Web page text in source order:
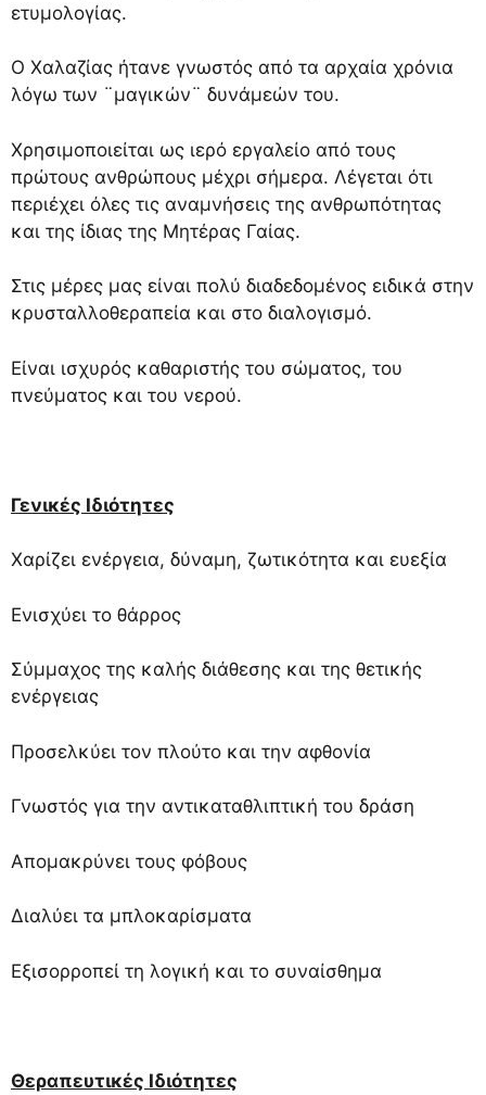
ετυμολογίας.
Ο Χαλαζίας ήτανε γνωστός από τα αρχαία χρόνια
λόγω των ¨μαγικών¨ δυνάμεών του.
Χρησιμοποιείται ως ιερό εργαλείο από τους
πρώτους ανθρώπους μέχρι σήμερα. Λέγεται ότι
περιέχει όλες τις αναμνήσεις της ανθρωπότητας
και της ίδιας της Μητέρας Γαίας.
Στις μέρες μας είναι πολύ διαδεδομένος ειδικά στην
κρυσταλλοθεραπεία και στο διαλογισμό.
Είναι ισχυρός καθαριστής του σώματος, του
πνεύματος και του νερού.
Γενικές Ιδιότητες
Χαρίζει ενέργεια, δύναμη, ζωτικότητα και ευεξία
Ενισχύει το θάρρος
Σύμμαχος της καλής διάθεσης και της θετικής
ενέργειας
Προσελκύει τον πλούτο και την αφθονία
Γνωστός για την αντικαταθλιπτική του δράση
Απομακρύνει τους φόβους
Διαλύει τα μπλοκαρίσματα
Εξισορροπεί τη λογική και το συναίσθημα
Θεραπευτικές Ιδιότητες